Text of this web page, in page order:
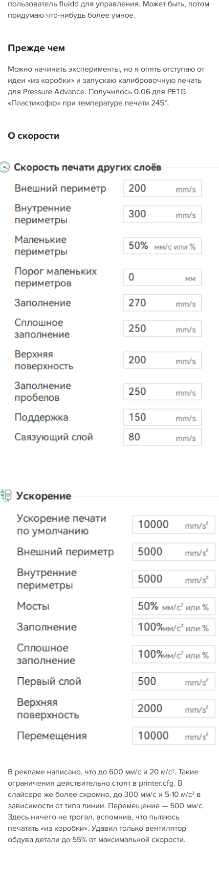
пользователь fluidd для управления. Может быть, потом
придумаю что-нибудь более умное.
Прежде чем
Можно начинать эксперименты, но я опять отступаю от
идеи «из коробки» и запускаю калибровочную печать
для Pressure Advance. Получилось 0.06 для PETG
«Пластикофф» при температуре печати 245°.
О скорости
В рекламе написано, что до 600 мм/c и 20 м/с². Такие
ограничения действительно стоят в printer.cfg. В
слайсере же более скромно, до 300 мм/с и 5-10 м/с² в
зависимости от типа линии. Перемещение — 500 мм/с.
Здесь ничего не трогал, вспомнив, что пытаюсь
печатать «из коробки». Удавил только вентилятор
обдува детали до 55% от максимальной скорости.